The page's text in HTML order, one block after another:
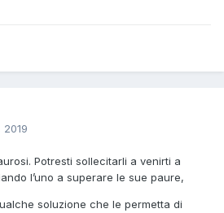
2019
Potresti sollecitarli a venirti a
l’uno a superare le sue paure,
soluzione che le permetta di